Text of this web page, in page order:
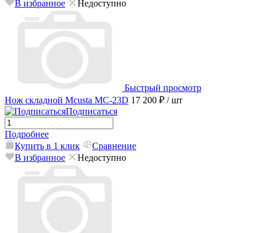
В избранное
Недоступно
Быстрый просмотр
Нож складной Mcusta MC-23D 17 200 ₽ / шт
Подписаться
Подробнее
Купить в 1 клик
Сравнение
В избранное
Недоступно